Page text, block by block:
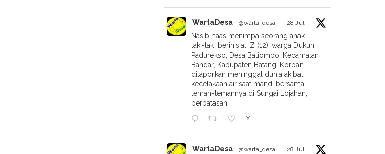
WartaDesa @warta_desa · 28 Jul
Nasib naas menimpa seorang anak
laki-laki berinisial IZ (12), warga Dukuh
Padurekso, Desa Batiombo, Kecamatan
Bandar, Kabupaten Batang. Korban
dilaporkan meninggal dunia akibat
kecelakaan air saat mandi bersama
teman-temannya di Sungai Lojahan,
perbatasan
X
WartaDesa @warta_desa · 28 Jul